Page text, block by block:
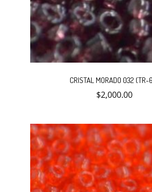
CRISTAL MORADO 032 (TR-
$2,000.00